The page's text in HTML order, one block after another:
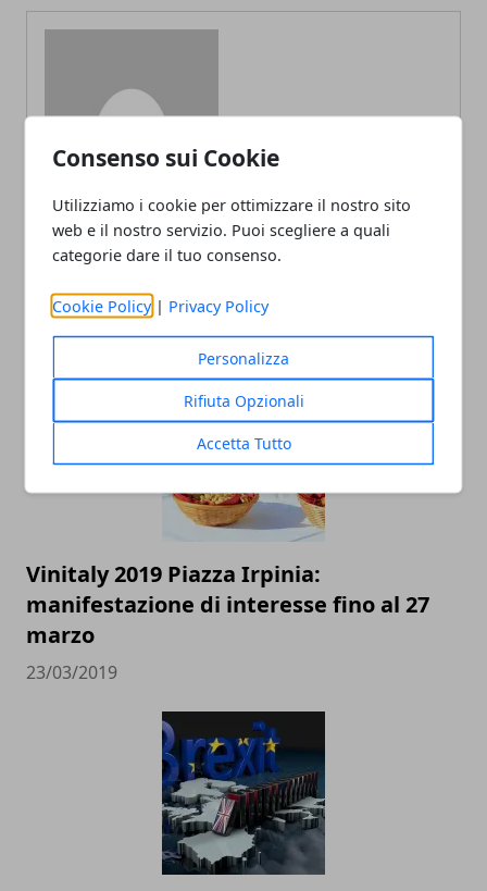
Consenso sui Cookie
Utilizziamo i cookie per ottimizzare il nostro sito
web e il nostro servizio. Puoi scegliere a quali
categorie dare il tuo consenso.
Cookie Policy | Privacy Policy
Personalizza
Rifiuta Opzionali
Accetta Tutto
ARTICOLI CORRELATI
Vinitaly 2019 Piazza Irpinia:
manifestazione di interesse fino al 27
marzo
23/03/2019